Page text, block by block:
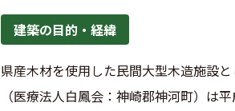
建築の目的・経緯
県産木材を使用した民間大型木造施設
（医療法人白鳳会：神崎郡神河町）は